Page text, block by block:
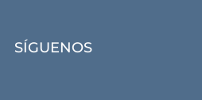
SÍGUENOS